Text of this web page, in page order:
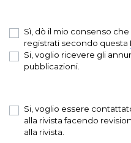
Sì, dò il mio consenso
registrati secondo questa
Si, voglio ricevere gli
pubblicazioni.
Si, voglio essere
alla rivista facendo
alla rivista.